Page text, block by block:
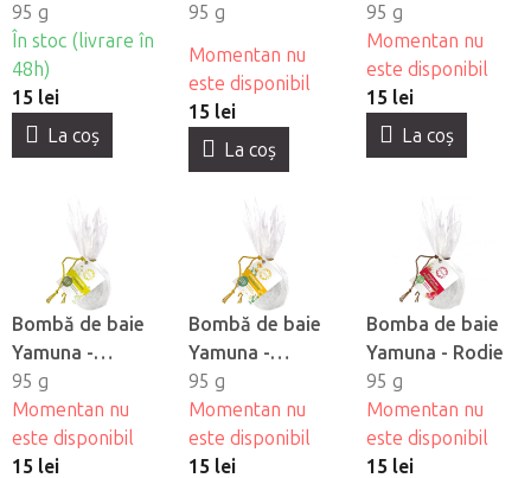
de cocos
95 g
În stoc (livrare în
48h)
15 lei
La coş
Orange-Shkorica
95 g
Momentan nu
este disponibil
15 lei
La coş
Lavandă
95 g
Momentan nu
este disponibil
15 lei
La coş
Bombă de baie
Yamuna -
Musetel
95 g
Momentan nu
este disponibil
15 lei
Bombă de baie
Yamuna -
Gălbenele
95 g
Momentan nu
este disponibil
15 lei
Bomba de baie
Yamuna - Rodie
95 g
Momentan nu
este disponibil
15 lei